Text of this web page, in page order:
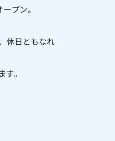
プン。
休日ともなれ
。